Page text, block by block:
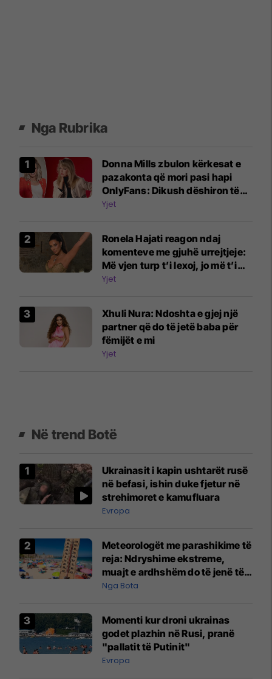
Nga Rubrika
Donna Mills zbulon kërkesat e
pazakonta që mori pasi hapi
OnlyFans: Dikush dëshiron të
më shohë duke shtypur rrush
Yjet
Ronela Hajati reagon ndaj
komenteve me gjuhë urrejtjeje:
Më vjen turp t’i lexoj, jo më t’i
shkruaj
Yjet
Xhuli Nura: Ndoshta e gjej një
partner që do të jetë baba për
fëmijët e mi
Yjet
Në trend Botë
Ukrainasit i kapin ushtarët rusë
në befasi, ishin duke fjetur në
strehimoret e kamufluara
Evropa
Meteorologët me parashikime të
reja: Ndryshime ekstreme,
muajt e ardhshëm do të jenë të
pazakontë
Nga Bota
Momenti kur droni ukrainas
godet plazhin në Rusi, pranë
"pallatit të Putinit"
Evropa